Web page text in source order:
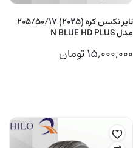
تایر نکسن کره (2025) 205/50/17
مدل N BLUE HD PLUS
۱۵,۰۰۰,۰۰۰تومان